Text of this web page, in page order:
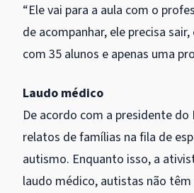
“Ele vai para a aula com o
de acompanhar, ele precisa
com 35 alunos e apenas uma
Laudo médico
De acordo com a presidente
relatos de famílias na fila de
autismo. Enquanto isso, a
laudo médico, autistas não